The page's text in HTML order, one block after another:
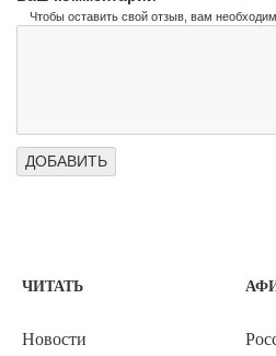
Чтобы оставить свой отзыв, вам
ЧИТАТЬ
Новости